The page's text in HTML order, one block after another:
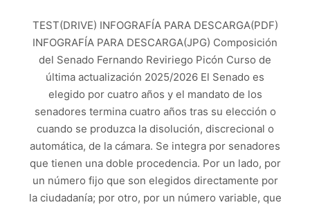
TEST(DRIVE) INFOGRAFÍA PARA DESCARGA(PDF)
INFOGRAFÍA PARA DESCARGA(JPG) Composición
del Senado Fernando Reviriego Picón Curso de
última actualización 2025/2026 El Senado es
elegido por cuatro años y el mandato de los
senadores termina cuatro años tras su elección o
cuando se produzca la disolución, discrecional o
automática, de la cámara. Se integra por senadores
que tienen una doble procedencia. Por un lado, por
un número fijo que son elegidos directamente por
la ciudadanía; por otro, por un número variable, que